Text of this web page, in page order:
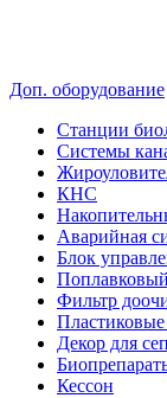
Доп. оборудование
Станции
Системы
КНС
Аварийная
Блок
Фильтр
Пластиковые
Декор для
Кессон